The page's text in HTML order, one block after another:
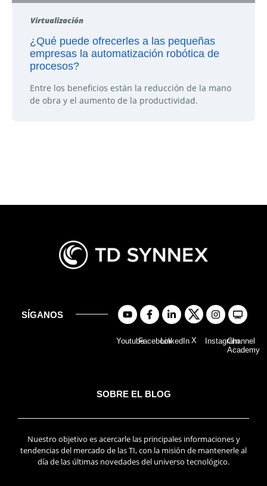
Virtualización
¿Qué puede ofrecerles a las pequeñas
empresas la automatización robótica de
procesos?
Entre los beneficios están la reducción de la mano
de obra y el aumento de la productividad.
SÍGANOS
YoutubeFacebookLinkedIn X InstagramChannel
Academy
SOBRE EL BLOG
Nuestro objetivo es acercarle las principales informaciones y
tendencias del mercado de las TI, con la misión de mantenerle al
día de las últimas novedades del universo tecnológico.